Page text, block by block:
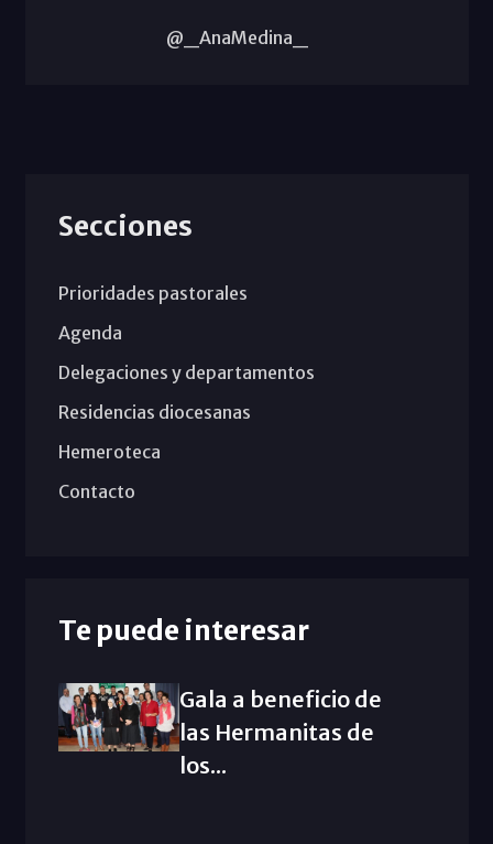
@_AnaMedina_
Secciones
Prioridades pastorales
Agenda
Delegaciones y departamentos
Residencias diocesanas
Hemeroteca
Contacto
Te puede interesar
Gala a beneficio de
las Hermanitas de
los...